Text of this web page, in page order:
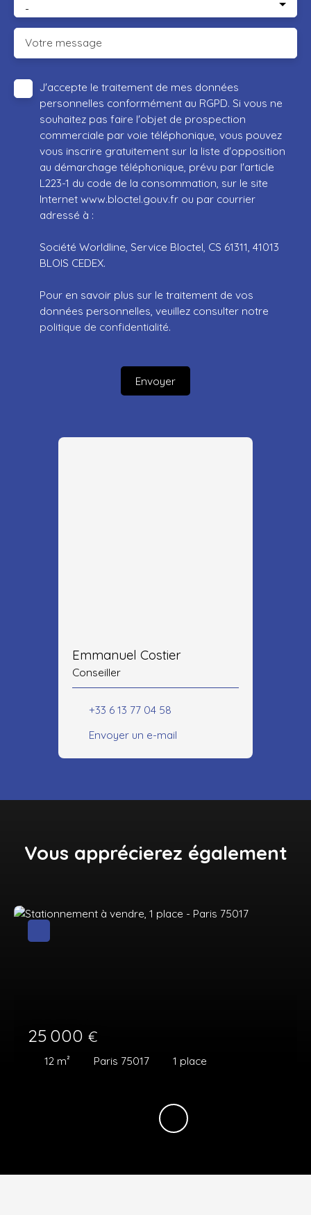
-
Votre message
J'accepte le traitement de mes données
personnelles conformément au RGPD. Si vous ne
souhaitez pas faire l'objet de prospection
commerciale par voie téléphonique, vous pouvez
vous inscrire gratuitement sur la liste d'opposition
au démarchage téléphonique, prévu par l'article
L223-1 du code de la consommation, sur le site
Internet www.bloctel.gouv.fr ou par courrier
adressé à :
Société Worldline, Service Bloctel, CS 61311, 41013
BLOIS CEDEX.
Pour en savoir plus sur le traitement de vos
données personnelles, veuillez consulter notre
politique de confidentialité.
Envoyer
Emmanuel Costier
Conseiller
+33 6 13 77 04 58
Envoyer un e-mail
Vous apprécierez également
25 000 €
12 m² Paris 75017 1 place